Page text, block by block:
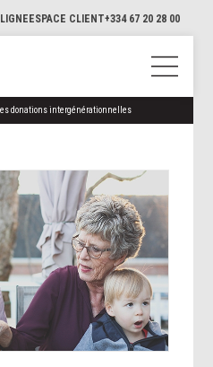
ESPACE CLIENT+334 67 20 28 00
donations intergénérationnelles